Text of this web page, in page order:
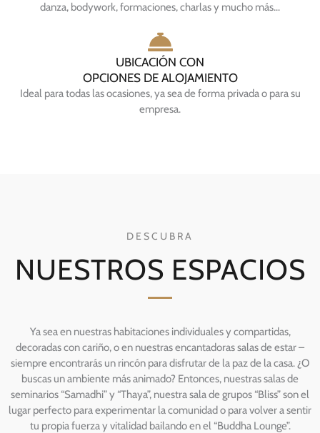
danza, bodywork, formaciones, charlas y mucho más...
UBICACIÓN CON
OPCIONES DE ALOJAMIENTO
Ideal para todas las ocasiones, ya sea de forma privada o para su
empresa.
DESCUBRA
NUESTROS ESPACIOS
Ya sea en nuestras habitaciones individuales y compartidas,
decoradas con cariño, o en nuestras encantadoras salas de estar –
siempre encontrarás un rincón para disfrutar de la paz de la casa. ¿O
buscas un ambiente más animado? Entonces, nuestras salas de
seminarios “Samadhi” y “Thaya”, nuestra sala de grupos “Bliss” son el
lugar perfecto para experimentar la comunidad o para volver a sentir
tu propia fuerza y vitalidad bailando en el “Buddha Lounge”.